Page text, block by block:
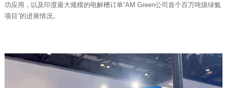
功应用，以及印度最大规模的电解槽订单“AM Green公司首个百万吨级绿氨
项目”的进展情况。